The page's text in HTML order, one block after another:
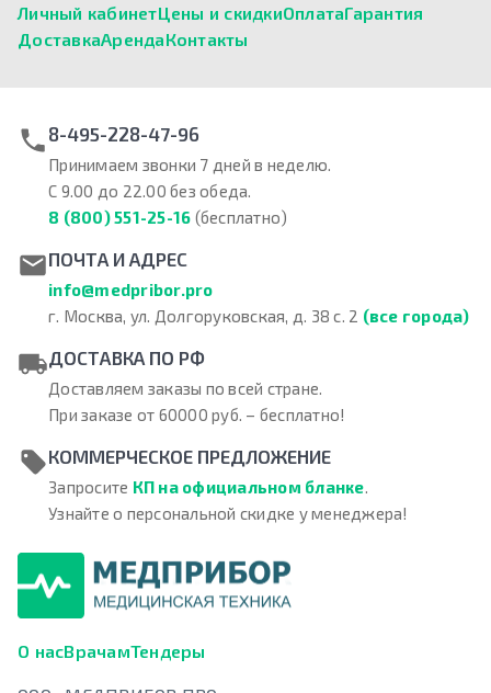
Личный кабинетЦены и скидкиОплатаГарантия
ДоставкаАрендаКонтакты
8-495-228-47-96
Принимаем звонки 7 дней в неделю.
С 9.00 до 22.00 без обеда.
8 (800) 551-25-16 (бесплатно)
ПОЧТА И АДРЕС
info@medpribor.pro
г. Москва, ул. Долгоруковская, д. 38 с. 2 (все города)
ДОСТАВКА ПО РФ
Доставляем заказы по всей стране.
При заказе от 60000 руб. – бесплатно!
КОММЕРЧЕСКОЕ ПРЕДЛОЖЕНИЕ
Запросите КП на официальном бланке
Узнайте о персональной скидке у менеджера!
О насВрачамТендеры